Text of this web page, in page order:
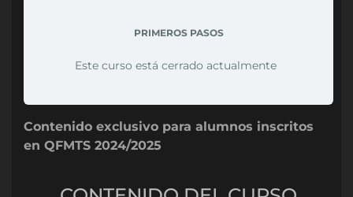
PRIMEROS PASOS
Este curso está cerrado actualmente
Contenido exclusivo para alumnos inscritos
en QFMTS 2024/2025